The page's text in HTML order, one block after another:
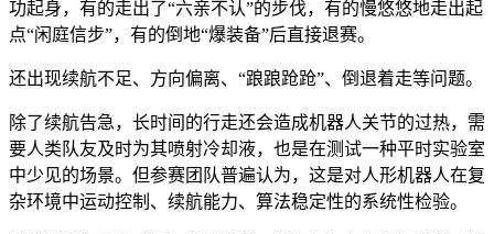
功起身，有的走出了“六亲不认”的步伐，有的慢悠悠地走出起
点“闲庭信步”，有的倒地“爆装备”后直接退赛。
还出现续航不足、方向偏离、“踉踉跄跄”、倒退着走等问题。
除了续航告急，长时间的行走还会造成机器人关节的过热，需
要人类队友及时为其喷射冷却液，也是在测试一种平时实验室
中少见的场景。但参赛团队普遍认为，这是对人形机器人在复
杂环境中运动控制、续航能力、算法稳定性的系统性检验。